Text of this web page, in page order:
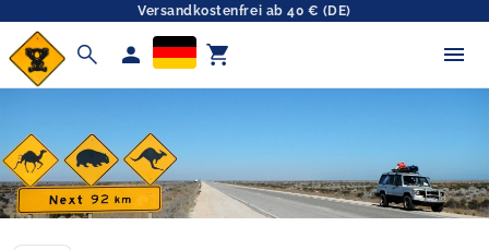
Versandkostenfrei ab 40 € (DE)
search person shopping_cart